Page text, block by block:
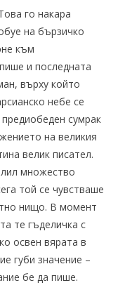
го накара
на бързичко
към
и последната
върху който
небе се
сумрак
на великия
велик писател.
множество
той се чувстваше
нищо. В момент
те гъделичка с
освен вярата в
губи значение –
бе да пише.